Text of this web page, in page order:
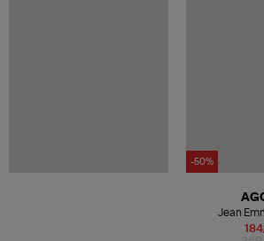
-50%
Jean